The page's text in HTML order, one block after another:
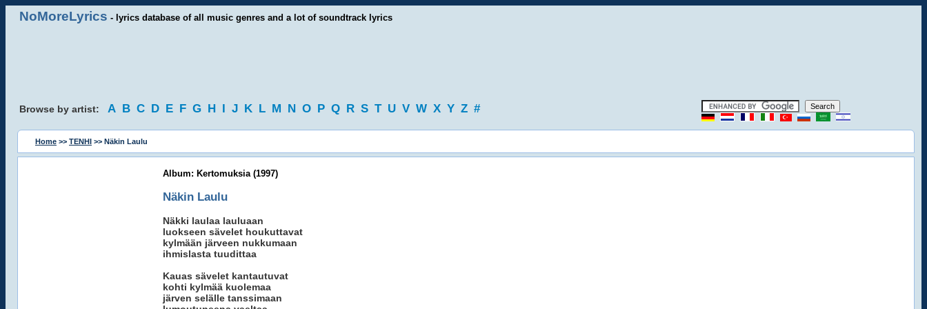
NoMoreLyrics - lyrics database of all music genres and a lot of soundtrack lyrics
Browse by artist: A B C D E F G H I J K L M N O P Q R S T U V W X Y Z #
Home >> TENHI >> Näkin Laulu
Album: Kertomuksia (1997)
Näkin Laulu
Näkki laulaa lauluaan
luokseen sävelet houkuttavat
kylmään järveen nukkumaan
ihmislasta tuudittaa
Kauas sävelet kantautuvat
kohti kylmää kuolemaa
järven selälle tanssimaan